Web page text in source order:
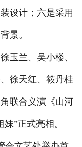
设计；六是采用
景。
兰、吴小楼、
徐天红、筱丹桂
联合义演《山河
”正式亮相。